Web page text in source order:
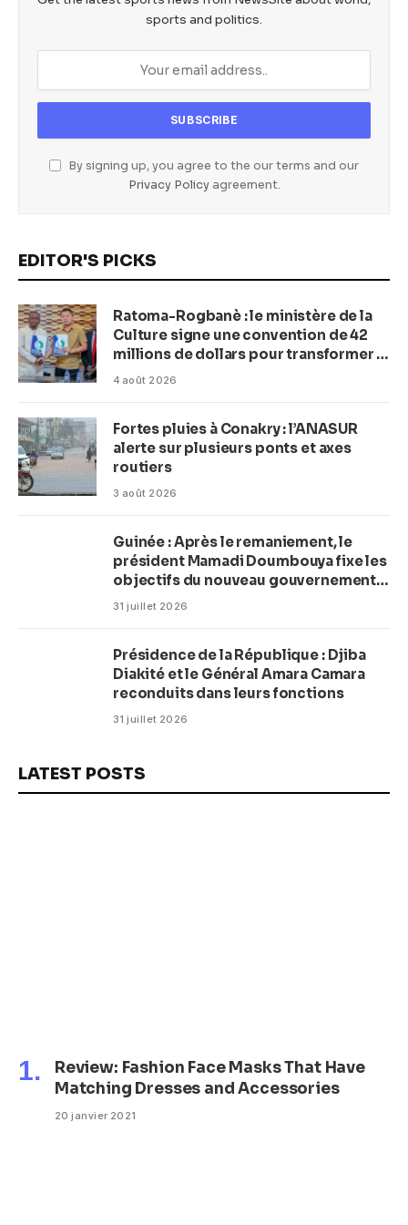
sports and politics.
By signing up, you agree to the our terms and our
Privacy Policyagreement.
EDITOR'S PICKS
Ratoma-Rogbanè : le ministère de la
Culture signe une convention de 42
millions de dollars pour transformer la
plage en complexe balnéaire
4 août 2026
Fortes pluies à Conakry : l’ANASUR
alerte sur plusieurs ponts et axes
routiers
3 août 2026
Guinée : Après le remaniement, le
président Mamadi Doumbouya fixe les
objectifs du nouveau gouvernement
(CM)
31 juillet 2026
Présidence de la République : Djiba
Diakité et le Général Amara Camara
reconduits dans leurs fonctions
31 juillet 2026
LATEST POSTS
Review: Fashion Face Masks That Have
Matching Dresses and Accessories
20 janvier 2021